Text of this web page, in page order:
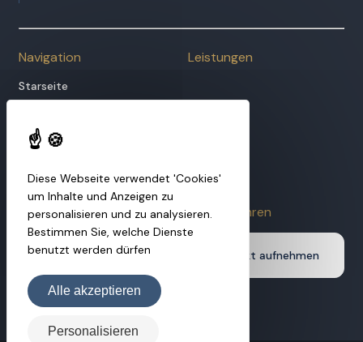
Navigation
Starseite
Bebest
Hypnotherapie
Blog
Leistungen
Informationen
Leistungen
Rechtliche Hinweise
Mehr erfahren
Kontakt aufnehmen
Diese Webseite verwendet 'Cookies'
um Inhalte und Anzeigen zu
personalisieren und zu analysieren.
Bestimmen Sie, welche Dienste
benutzt werden dürfen
Alle akzeptieren
Personalisieren